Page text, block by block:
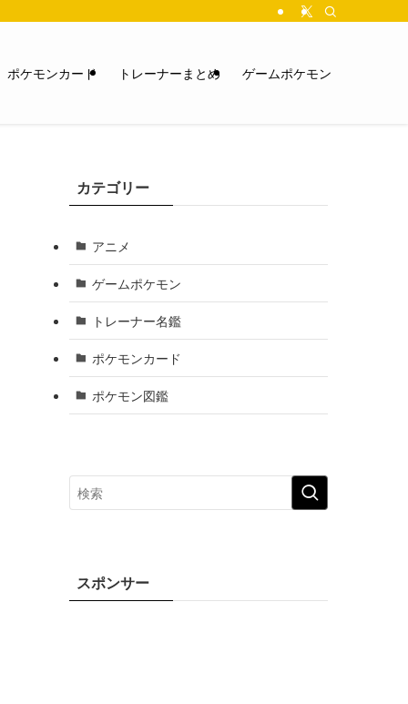
ポケモンカード トレーナーまとめ ゲームポケモン
カテゴリー
アニメ
ゲームポケモン
トレーナー名鑑
ポケモンカード
ポケモン図鑑
スポンサー